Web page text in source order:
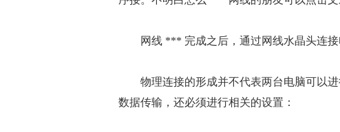
网线 *** 完成之后，通过网线水晶头连接
物理连接的形成并不代表两台电脑可以进
数据传输，还必须进行相关的设置：